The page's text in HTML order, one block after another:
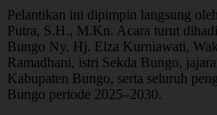
Pelantikan ini dipimpin langsung
Putra, S.H., M.Kn. Acara turut
Bungo Ny. Hj. Elza Kurniawati,
Ramadhani, istri Sekda Bungo,
Kabupaten Bungo, serta seluruh
Bungo periode 2025–2030.